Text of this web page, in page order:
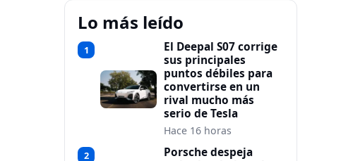
Lo más leído
1
El Deepal S07 corrige
sus principales
puntos débiles para
convertirse en un
rival mucho más
serio de Tesla
Hace 16 horas
2
Porsche despeja